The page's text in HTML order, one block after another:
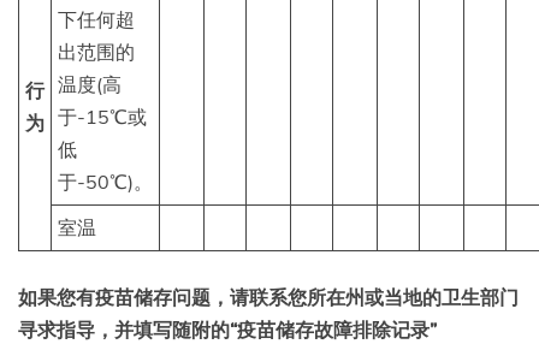
行
为
下任何超
出范围的
温度(高
于-15℃或
低
于-50℃)。
室温
如果您有疫苗储存问题，请联系您所在州或当地的卫生部门
寻求指导，并填写随附的“疫苗储存故障排除记录”